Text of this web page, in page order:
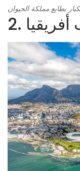
بطابع مملكة الحيوان
أفريقيا